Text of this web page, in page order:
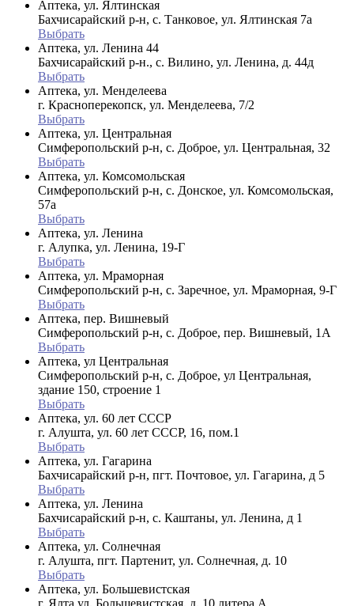
Аптека, ул. Ялтинская
Бахчисарайский р-н, с. Танковое, ул. Ялтинская 7а
Выбрать
Аптека, ул. Ленина 44
Бахчисарайский р-н., с. Вилино, ул. Ленина, д. 44д
Выбрать
Аптека, ул. Менделеева
г. Красноперекопск, ул. Менделеева, 7/2
Выбрать
Аптека, ул. Центральная
Симферопольский р-н, с. Доброе, ул. Центральная, 32
Выбрать
Аптека, ул. Комсомольская
Симферопольский р-н, с. Донское, ул. Комсомольская,
57а
Выбрать
Аптека, ул. Ленина
г. Алупка, ул. Ленина, 19-Г
Выбрать
Аптека, ул. Мраморная
Симферопольский р-н, с. Заречное, ул. Мраморная, 9-Г
Выбрать
Аптека, пер. Вишневый
Симферопольский р-н, с. Доброе, пер. Вишневый, 1А
Выбрать
Аптека, ул Центральная
Симферопольский р-н, с. Доброе, ул Центральная,
здание 150, строение 1
Выбрать
Аптека, ул. 60 лет СССР
г. Алушта, ул. 60 лет СССР, 16, пом.1
Выбрать
Аптека, ул. Гагарина
Бахчисарайский р-н, пгт. Почтовое, ул. Гагарина, д 5
Выбрать
Аптека, ул. Ленина
Бахчисарайский р-н, с. Каштаны, ул. Ленина, д 1
Выбрать
Аптека, ул. Солнечная
г. Алушта, пгт. Партенит, ул. Солнечная, д. 10
Выбрать
Аптека, ул. Большевистская
г. Ялта ул. Большевистская, д. 10 литера А